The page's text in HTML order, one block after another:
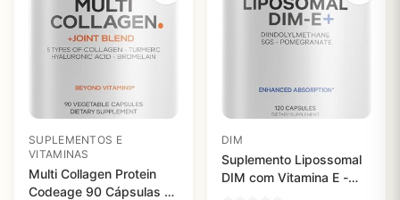
SUPLEMENTOS E
VITAMINAS
Multi Collagen Protein
Codeage 90 Cápsulas -
DIM
Suplemento Lipossomal
DIM com Vitamina E -